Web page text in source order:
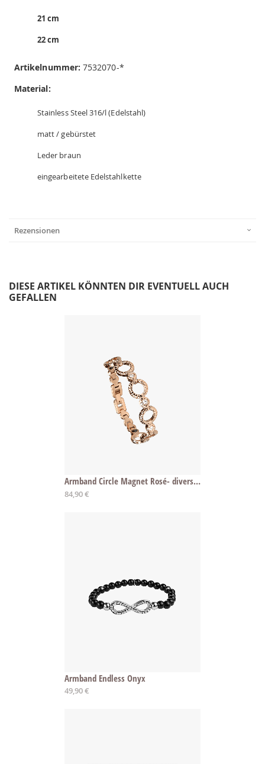
21 cm
22 cm
Artikelnummer:7532070-*
Material:
Stainless Steel 316/l (Edelstahl)
matt / gebürstet
Leder braun
eingearbeitete Edelstahlkette
Rezensionen
DIESE ARTIKEL KÖNNTEN DIR EVENTUELL AUCH
GEFALLEN
Armband Circle Magnet Rosé- diverse Längen
84,90 €
Armband Endless Onyx
49,90 €